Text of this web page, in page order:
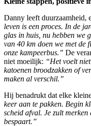
Danny leeft duurzaamheid,
leven is een proces. In de
glas in huis, nu hebben we
van 40 km doen we met de
onze kampeerbus.” De
niet moeilijk: “Het voelt
katoenen broodzakken of
maken al verschil.”
Hij benadrukt dat elke
keer aan te pakken. Begin
scheid afval. Je zult
bespaart.”